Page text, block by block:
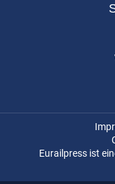
Eurailpress ist